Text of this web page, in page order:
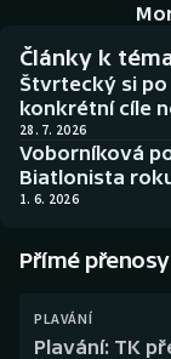
Boby a
Box
Dostihy
Florbal
AZ kvíz
Články k
Štvrtecký si
konkrétní cíle
28. 7. 2026
Voborníková
Biatlonista
1. 6. 2026
Přímé přenosy
PLAVÁNÍ
Plavání: TK